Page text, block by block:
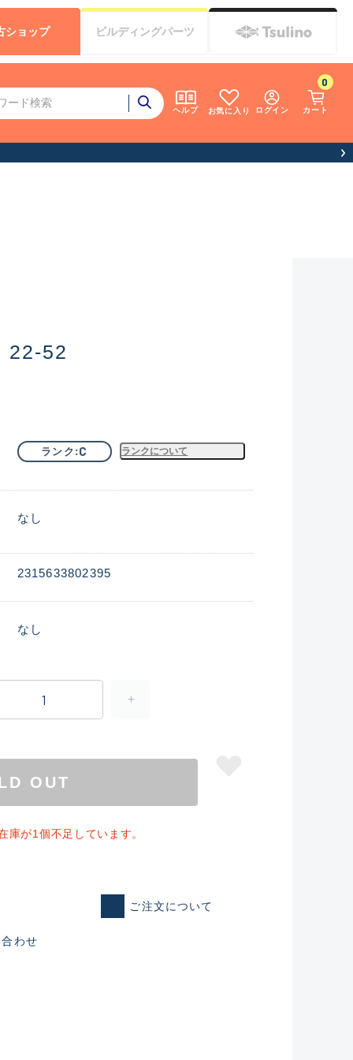
ヘルプ お気に入り ログイン カート
0
ショップ ビルディングパーツ
お客様へお知らせ（お盆期間休業につい
れた未使用
22-52
ランク C ランクについて
なし
2315633802395
なし
OUT
庫が1個不足しています。
ご注文について
わせ